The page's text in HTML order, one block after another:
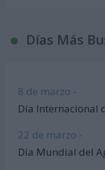
Días Más
8 de marzo -
Día Internacional
22 de marzo -
Día Mundial del